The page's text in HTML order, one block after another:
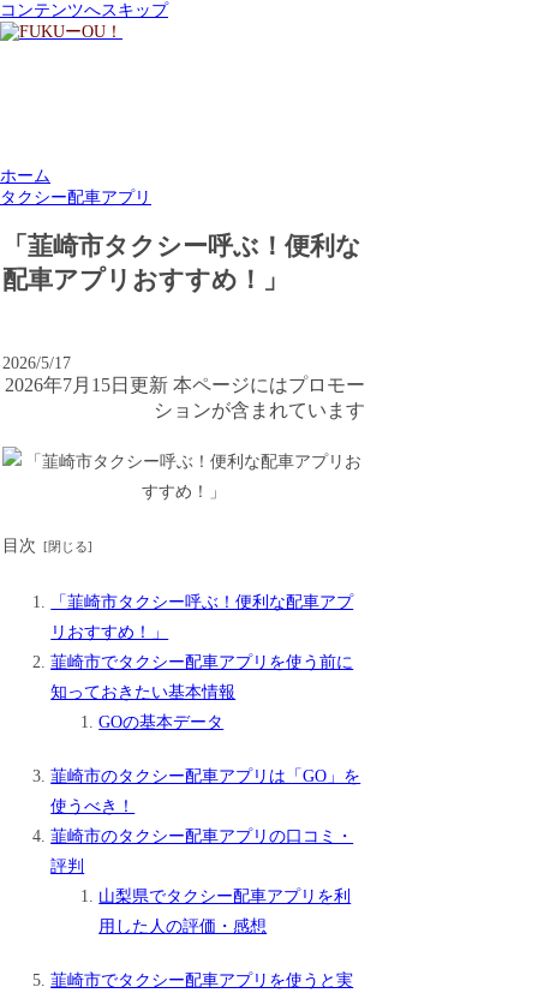
コンテンツへスキップ
ホーム
タクシー配車アプリ
「韮崎市タクシー呼ぶ！便利な
配車アプリおすすめ！」
2026/5/17
2026年7月15日更新 本ページにはプロモー
ションが含まれています
目次
「韮崎市タクシー呼ぶ！便利な配車アプ
リおすすめ！」
韮崎市でタクシー配車アプリを使う前に
知っておきたい基本情報
GOの基本データ
韮崎市のタクシー配車アプリは「GO」を
使うべき！
韮崎市のタクシー配車アプリの口コミ・
評判
山梨県でタクシー配車アプリを利
用した人の評価・感想
韮崎市でタクシー配車アプリを使うと実